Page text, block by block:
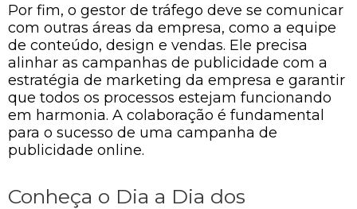
Por fim, o gestor de tráfego deve se comunicar
com outras áreas da empresa, como a equipe
de conteúdo, design e vendas. Ele precisa
alinhar as campanhas de publicidade com a
estratégia de marketing da empresa e garantir
que todos os processos estejam funcionando
em harmonia. A colaboração é fundamental
para o sucesso de uma campanha de
publicidade online.
Conheça o Dia a Dia dos